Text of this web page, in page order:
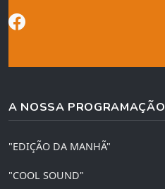
A NOSSA PROGRAMAÇÃO
"EDIÇÃO DA MANHÃ"
"COOL SOUND"